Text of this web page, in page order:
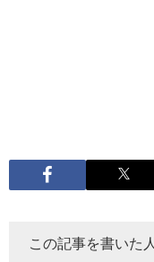
この記事を書いた人